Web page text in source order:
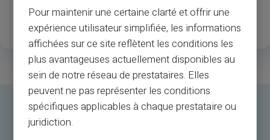
Clients enregistrés
satisfaits
Pays disponibles
Pour maintenir une certaine clarté et offrir une
expérience utilisateur simplifiée, les informations
affichées sur ce site reflètent les conditions les
plus avantageuses actuellement disponibles au
sein de notre réseau de prestataires. Elles
peuvent ne pas représenter les conditions
spécifiques applicables à chaque prestataire ou
juridiction.